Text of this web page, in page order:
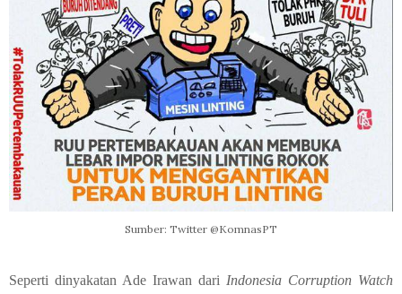
Sumber: Twitter @KomnasPT
Seperti dinyakatan Ade Irawan dari Indonesia Corruption Watch